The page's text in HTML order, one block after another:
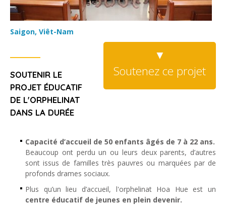
Saigon, Viêt-Nam
Soutenez ce projet
SOUTENIR LE
PROJET ÉDUCATIF
DE L'ORPHELINAT
DANS LA DURÉE
Capacité d’accueil de 50 enfants âgés de 7 à 22 ans.
Beaucoup ont perdu un ou leurs deux parents, d’autres
sont issus de familles très pauvres ou marquées par de
profonds drames sociaux.
Plus qu’un lieu d’accueil, l'orphelinat Hoa Hue est un
centre éducatif de jeunes en plein devenir.